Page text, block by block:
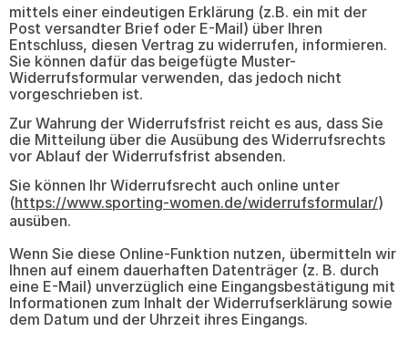
mittels einer eindeutigen Erklärung (z.B. ein mit der
Post versandter Brief oder E-Mail) über Ihren
Entschluss, diesen Vertrag zu widerrufen, informieren.
Sie können dafür das beigefügte Muster-
Widerrufsformular verwenden, das jedoch nicht
vorgeschrieben ist.
Zur Wahrung der Widerrufsfrist reicht es aus, dass Sie
die Mitteilung über die Ausübung des Widerrufsrechts
vor Ablauf der Widerrufsfrist absenden.
Sie können Ihr Widerrufsrecht auch online unter
(https://www.sporting-women.de/widerrufsformular/)
ausüben.
Wenn Sie diese Online-Funktion nutzen, übermitteln wir
Ihnen auf einem dauerhaften Datenträger (z. B. durch
eine E-Mail) unverzüglich eine Eingangsbestätigung mit
Informationen zum Inhalt der Widerrufserklärung sowie
dem Datum und der Uhrzeit ihres Eingangs.